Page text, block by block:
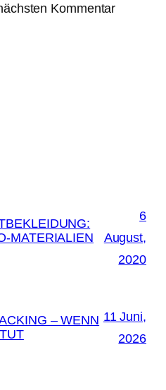
Kommentar
MATERIALIEN
6
August,
2020
– WENN 11 Juni,
2026